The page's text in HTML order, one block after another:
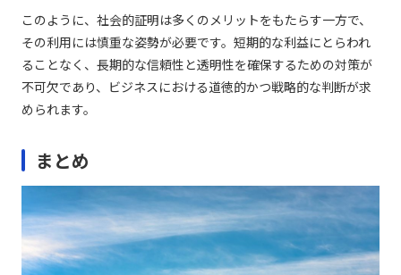
このように、社会的証明は多くのメリットをもたらす一方で、
その利用には慎重な姿勢が必要です。短期的な利益にとらわれ
ることなく、長期的な信頼性と透明性を確保するための対策が
不可欠であり、ビジネスにおける道徳的かつ戦略的な判断が求
められます。
まとめ